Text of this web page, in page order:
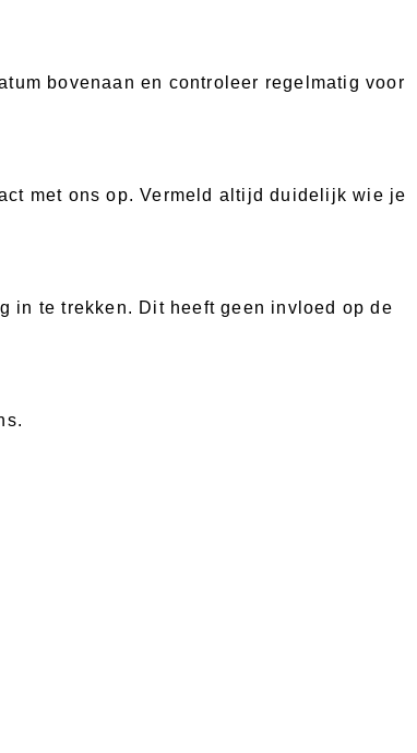
bovenaan en controleer regelmatig voor
met ons op. Vermeld altijd duidelijk wie je
in te trekken. Dit heeft geen invloed op de